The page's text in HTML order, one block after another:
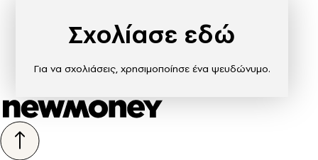
Σχολίασε εδώ
Για να σχολιάσεις, χρησιμοποίησε ένα ψευδώνυμο.